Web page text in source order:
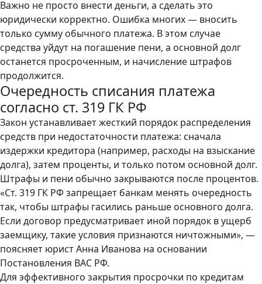
Важно не просто внести деньги, а сделать это
юридически корректно. Ошибка многих — вносить
только сумму обычного платежа. В этом случае
средства уйдут на погашение пени, а основной долг
останется просроченным, и начисление штрафов
продолжится.
Очередность списания платежа
согласно ст. 319 ГК РФ
Закон устанавливает жесткий порядок распределения
средств при недостаточности платежа: сначала
издержки кредитора (например, расходы на взыскание
долга), затем проценты, и только потом основной долг.
Штрафы и пени обычно закрываются после процентов.
«Ст. 319 ГК РФ запрещает банкам менять очередность
так, чтобы штрафы гасились раньше основного долга.
Если договор предусматривает иной порядок в ущерб
заемщику, такие условия признаются ничтожными», —
поясняет юрист Анна Иванова на основании
Постановления ВАС РФ.
Для эффективного закрытия просрочки по кредитам